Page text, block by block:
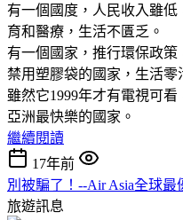
有一個國度，人民收入雖
育和醫療，生活不匱乏。
有一個國家，推行環保政
禁用塑膠袋的國家，生活零
雖然它1999年才有電視可
亞洲最快樂的國家。
繼續閱讀
17年前
別被騙了！--Air Asia全球
旅遊訊息